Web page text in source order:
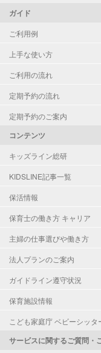
お子様の撮影
（定期特典）
ガイド
ご利用例
上手な使い方
ご利用の流れ
定期予約の流れ
定期予約のご案内
コンテンツ
キッズライン総研
KIDSLINE記事一覧
保活情報
保育士の働き方 キャリア
主婦の仕事選びや働き方
法人プランのご案内
ガイドライン遵守状況
保育施設情報
こども家庭庁 ベビーシッ
サービスに関するご質問・